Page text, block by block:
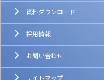
資料ダウンロード
採用情報
お問い合わせ
サイトマップ